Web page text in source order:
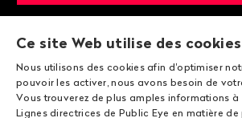
Devenir membre
Ce site Web utilise des
Nous utilisons des cookies afin d'optimiser
pouvoir les activer, nous avons besoin de
Vous trouverez de plus amples informations à
Lignes directrices de Public Eye en matière